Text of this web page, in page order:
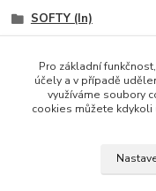
SOFTY (In)
Pro základní
účely a v případě
využíváme soubory
cookies můžete kdykoli